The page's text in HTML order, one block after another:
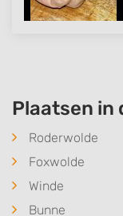
Plaatsen in
Roderwolde
Foxwolde
Winde
Bunne
Functional